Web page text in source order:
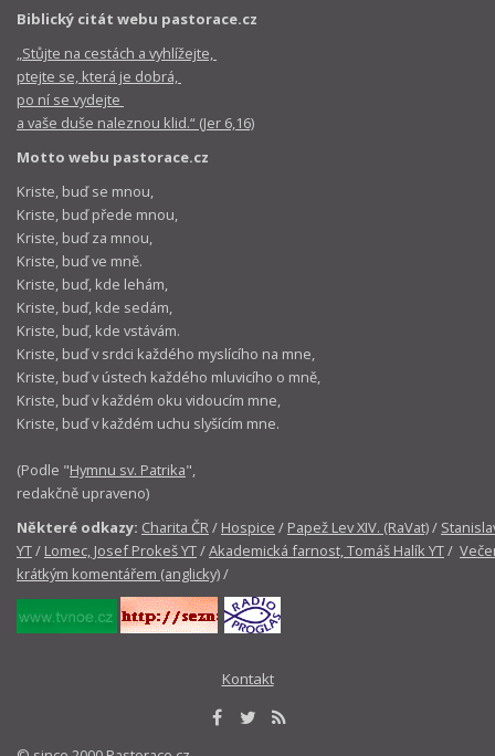
Biblický citát webu pastorace.cz
„Stůjte na cestách a vyhlížejte,
ptejte se, která je dobrá,
po ní se vydejte
a vaše duše naleznou klid.“ (Jer 6,16)
Motto webu pastorace.cz
Kriste, buď se mnou,
Kriste, buď přede mnou,
Kriste, buď za mnou,
Kriste, buď ve mně.
Kriste, buď, kde lehám,
Kriste, buď, kde sedám,
Kriste, buď, kde vstávám.
Kriste, buď v srdci každého myslícího na mne,
Kriste, buď v ústech každého mluvicího o mně,
Kriste, buď v každém oku vidoucím mne,
Kriste, buď v každém uchu slyšícím mne.
(Podle "Hymnu sv. Patrika",
redakčně upraveno)
Některé odkazy: Charita ČR/ Hospice / Papež Lev XIV. (RaVat)/
YT/ Lomec, Josef Prokeš YT/Akademická farnost, Tomáš Halík YT/
krátkým komentářem (anglicky)/
Kontakt